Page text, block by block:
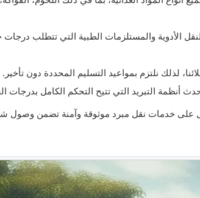
الأدوية والمستلزمات الطبية التي تتطلب
لذلك نلتزم بمواعيد التسليم المحددة دون تأخير.
أنظمة التبريد التي تتيح التحكم الكامل بدرجات
خدمات نقل مبرد موثوقة وآمنة تضمن وصول